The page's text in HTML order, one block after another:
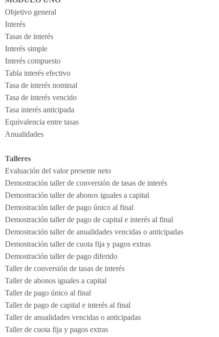
Objetivo general
Interés
Tasas de interés
Interés simple
Interés compuesto
Tabla interés efectivo
Tasa de interés nominal
Tasa de interés vencido
Tasa interés anticipada
Equivalencia entre tasas
Anualidades
Talleres
Evaluación del valor presente neto
Demostración taller de conversión de tasas de interés
Demostración taller de abonos iguales a capital
Demostración taller de pago único al final
Demostración taller de pago de capital e interés al final
Demostración taller de anualidades vencidas o anticipadas
Demostración taller de cuota fija y pagos extras
Demostración taller de pago diferido
Taller de conversión de tasas de interés
Taller de abonos iguales a capital
Taller de pago único al final
Taller de pago de capital e interés al final
Taller de anualidades vencidas o anticipadas
Taller de cuota fija y pagos extras